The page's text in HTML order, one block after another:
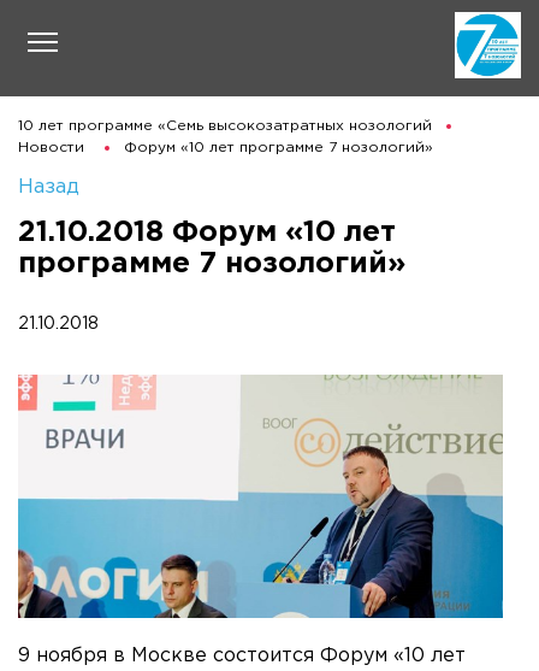
10 лет программе «Семь высокозатратных нозологий
Новости
Форум «10 лет программе 7 нозологий»
Назад
21.10.2018 Форум «10 лет
программе 7 нозологий»
21.10.2018
9 ноября в Москве состоится Форум «10 лет